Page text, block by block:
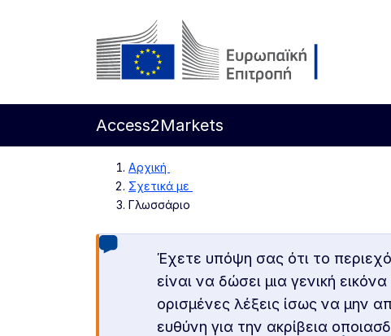
Απευθείας μετάβαση στο κύριο περιεχόμενο
Access2Markets
Αρχική
Σχετικά με
Γλωσσάριο
Έχετε υπόψη σας ότι το
είναι να δώσει μια γενική
ορισμένες λέξεις ίσως να μην
ευθύνη για την ακρίβεια